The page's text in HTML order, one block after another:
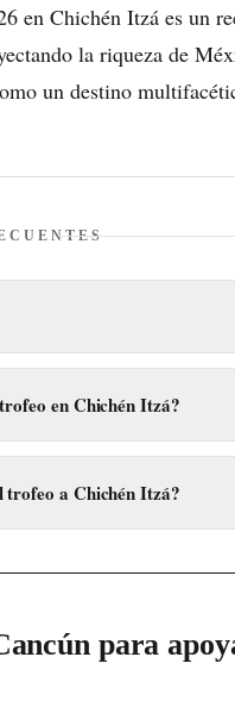
en Chichén Itzá es un
la riqueza de
un destino
el viernes 20 de marzo de
Estados Unidos y Canadá.
en Chichén Itzá?
de la selección española
trofeo a Chichén Itzá?
unen la historia con el
para